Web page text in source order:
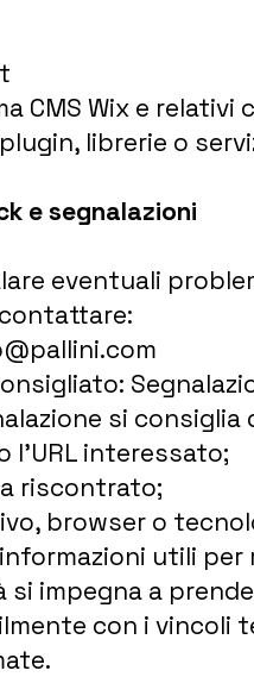
CMS Wix e
librerie o
e segnalazioni
eventuali
si consiglia
l’URL interessato;
riscontrato;
browser o
utili
si impegna a
con i vincoli